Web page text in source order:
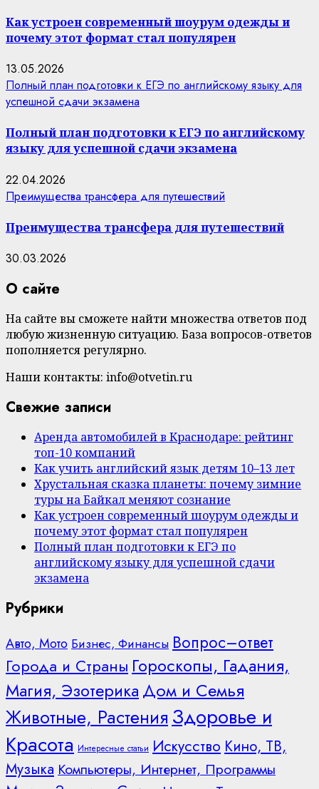
Как устроен современный шоурум одежды и
почему этот формат стал популярен
13.05.2026
Полный план подготовки к ЕГЭ по английскому языку для
успешной сдачи экзамена
Полный план подготовки к ЕГЭ по английскому
языку для успешной сдачи экзамена
22.04.2026
Преимущества трансфера для путешествий
Преимущества трансфера для путешествий
30.03.2026
О сайте
На сайте вы сможете найти множества ответов под
любую жизненную ситуацию. База вопросов-ответов
пополняется регулярно.
Наши контакты: info@otvetin.ru
Свежие записи
Аренда автомобилей в Краснодаре: рейтинг
топ-10 компаний
Как учить английский язык детям 10–13 лет
Хрустальная сказка планеты: почему зимние
туры на Байкал меняют сознание
Как устроен современный шоурум одежды и
почему этот формат стал популярен
Полный план подготовки к ЕГЭ по
английскому языку для успешной сдачи
экзамена
Рубрики
Авто, Мото Бизнес, Финансы Вопрос–ответ
Города и Страны Гороскопы, Гадания,
Магия, Эзотерика Дом и Семья
Животные, Растения Здоровье и
Красота Интересные статьи Искусство Кино, ТВ,
Музыка Компьютеры, Интернет, Программы